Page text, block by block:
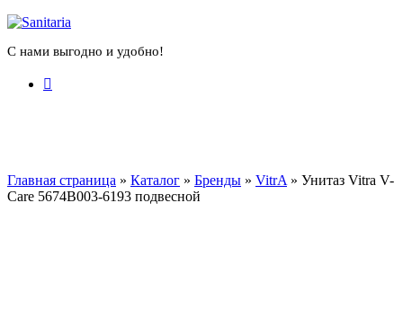
С нами выгодно и удобно!
Главная страница » Каталог » Бренды » VitrA » Унитаз Vitra V-
Care 5674B003-6193 подвесной